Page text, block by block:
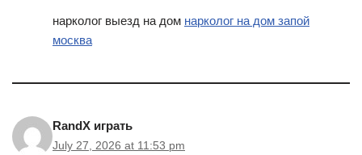
нарколог выезд на дом нарколог на дом запой
москва
RandX играть
July 27, 2026 at 11:53 pm